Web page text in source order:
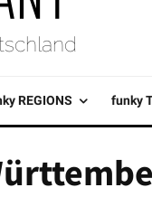
REGIONS funky